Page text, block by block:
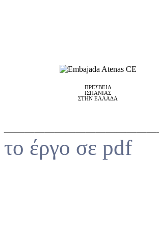
ΠΡΕΣΒΕΙΑ
ΙΣΠΑΝΙΑΣ
ΣΤΗΝ ΕΛΛΑΔΑ
το έργο σε pdf